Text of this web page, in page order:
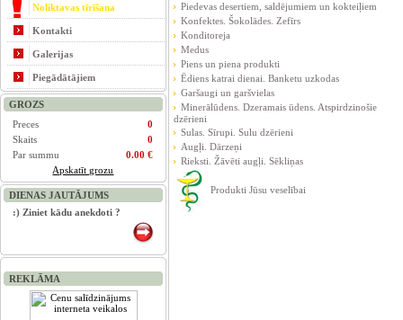
Noliktavas tīrīšana
Kontakti
Galerijas
Piegādātājiem
GROZS
Preces
0
Skaits
0
Par summu
0.00 €
Apskatīt grozu
DIENAS JAUTĀJUMS
:) Ziniet kādu anekdoti ?
REKLĀMA
Piedevas desertiem, saldējumiem un kokteiļiem
Konfektes. Šokolādes. Zefīrs
Konditoreja
Medus
Piens un piena produkti
Ēdiens katrai dienai. Banketu uzkodas
Garšaugi un garšvielas
Minerālūdens. Dzeramais ūdens. Atspirdzinošie
dzērieni
Sulas. Sīrupi. Sulu dzērieni
Augļi. Dārzeņi
Rieksti. Žāvēti augļi. Sēkliņas
Produkti Jūsu veselībai